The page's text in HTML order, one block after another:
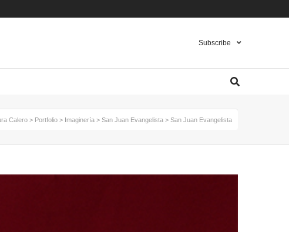
Subscribe
Calero > Portfolio > Imaginería > San Juan Evangelista > San Juan Evangelista